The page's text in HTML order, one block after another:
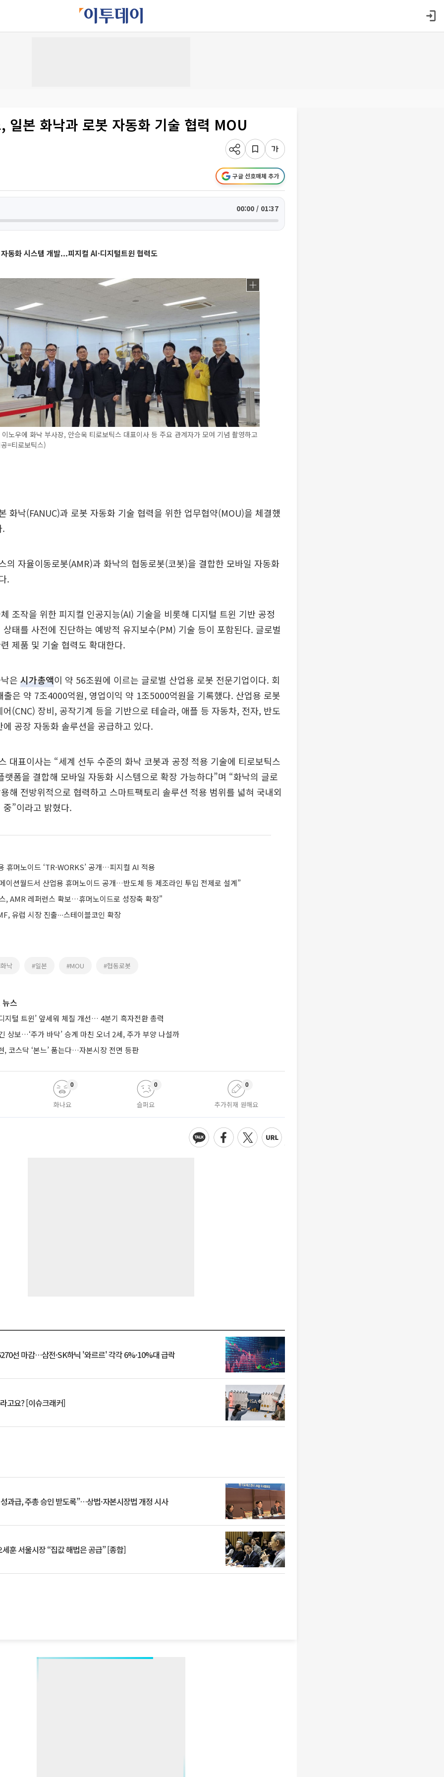
일본 화낙과 로봇 자동화 기술 협력 MOU
구글 선호매체 추가
00:00 / 01:37
동화 시스템 개발...피지컬 AI·디지털트윈 협력도
노우에 화낙 부사장, 안승욱 티로보틱스 대표이사 등 주요 관계자가 모여 기념 촬영하고
=티로보틱스)
화낙(FANUC)과 로봇 자동화 기술 협력을 위한 업무협약(MOU)을 체결했
.
의 자율이동로봇(AMR)과 화낙의 협동로봇(코봇)을 결합한 모바일 자동화
.
조작을 위한 피지컬 인공지능(AI) 기술을 비롯해 디지털 트윈 기반 공정
태를 사전에 진단하는 예방적 유지보수(PM) 기술 등이 포함된다. 글로벌
제품 및 기술 협력도 확대한다.
은 시가총액이 약 56조원에 이르는 글로벌 산업용 로봇 전문기업이다. 회
은 약 7조4000억원, 영업이익 약 1조5000억원을 기록했다. 산업용 로봇
(CNC) 장비, 공작기계 등을 기반으로 테슬라, 애플 등 자동차, 전자, 반도
공장 자동화 솔루션을 공급하고 있다.
대표이사는 “세계 선두 수준의 화낙 코봇과 공정 적용 기술에 티로보틱스
랫폼을 결합해 모바일 자동화 시스템으로 확장 가능하다”며 “화낙의 글로
해 전방위적으로 협력하고 스마트팩토리 솔루션 적용 범위를 넓혀 국내외
”이라고 밝혔다.
휴머노이드 ‘TR-WORKS’ 공개…피지컬 AI 적용
이션월드서 산업용 휴머노이드 공개…반도체 등 제조라인 투입 전제로 설계”
, AMR 레퍼런스 확보…휴머노이드로 성장축 확장"
유럽 시장 진출∙∙∙스테이블코인 확장
낙 #일본 #MOU #협동로봇
스
지털 트윈’ 앞세워 체질 개선… 4분기 흑자전환 총력
상보…‘주가 바닥’ 승계 마친 오너 2세, 주가 부양 나설까
, 코스닥 ‘본느’ 품는다…자본시장 전면 등판
화나요
0
슬퍼요
0
추가취재 원해요
0
선 마감…삼전·SK하닉 '와르르' 각각 6%·10%대 급락
고요? [이슈크래커]
과급, 주총 승인 받도록”…상법·자본시장법 개정 시사
훈 서울시장 “집값 해법은 공급” [종합]